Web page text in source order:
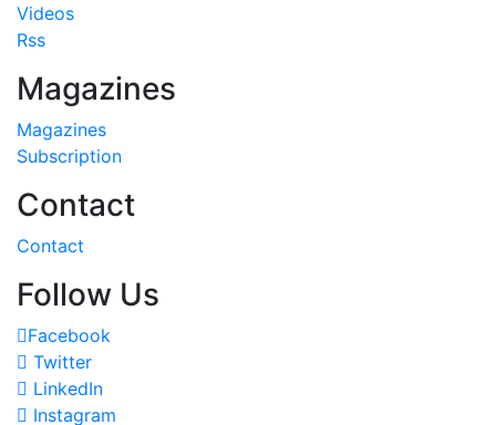
Videos
Rss
Magazines
Magazines
Subscription
Contact
Contact
Follow Us
Facebook
Twitter
LinkedIn
Instagram